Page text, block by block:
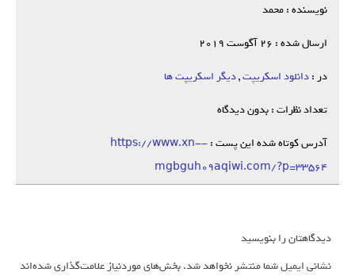
نویسنده : محمد
ارسال شده : 26 آگوست 2019
در :دانلود اسکریپت,دیگر اسکریپت ها
تعداد نظرات : بدون دیدگاه
آدرس کوتاه شده این پست :https://www.xn--
mgbguh09aqiwi.com/?p=33564
دیدگاهتان را بنویسید
نشانی ایمیل شما منتشر نخواهد شد.بخش‌های موردنیاز علامت‌گذاری شده‌اند